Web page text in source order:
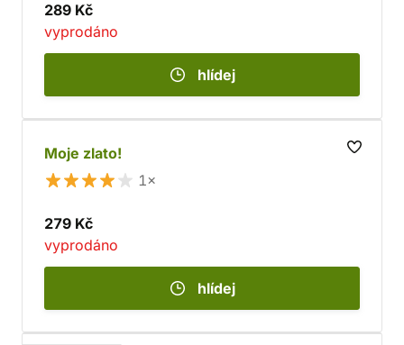
289 Kč
vyprodáno
hlídej
Moje zlato!
1×
279 Kč
vyprodáno
hlídej